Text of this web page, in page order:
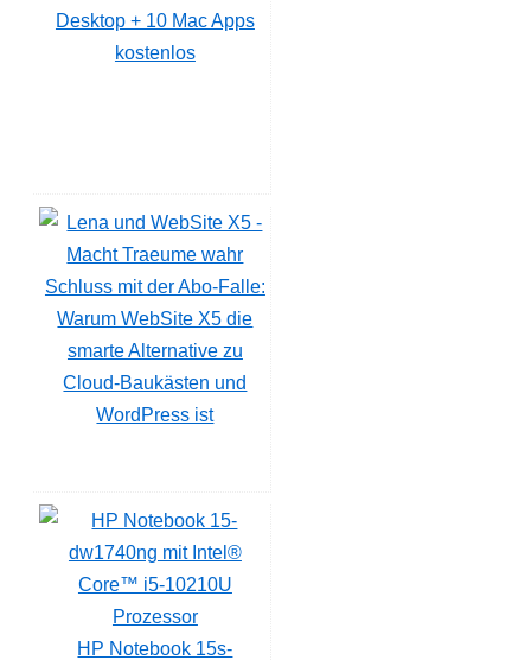
Desktop + 10 Mac Apps
kostenlos
Schluss mit der Abo-Falle:
Warum WebSite X5 die
smarte Alternative zu
Cloud-Baukästen und
WordPress ist
HP Notebook 15s-